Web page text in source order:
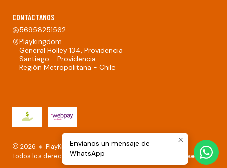
CONTÁCTANOS
56958251562
Playkingdom
General Holley 134, Providencia
Santiago - Providencia
Región Metropolitana - Chile
2026 🔸 PlayKingdom.
Todos los derechos reservados.
Desarrollado por Jumpseller.
Envíanos un mensaje de
WhatsApp